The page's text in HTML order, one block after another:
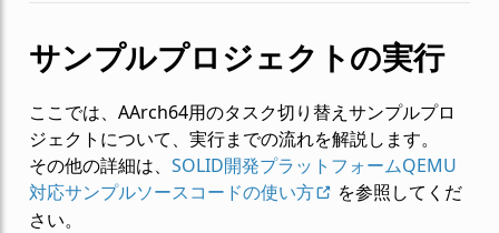
サンプルプロジェクトの実行
ここでは、AArch64用のタスク切り替えサンプルプロ
ジェクトについて、実行までの流れを解説します。
その他の詳細は、 SOLID開発プラットフォームQEMU
対応サンプルソースコードの使い方
を参照してくだ
さい。